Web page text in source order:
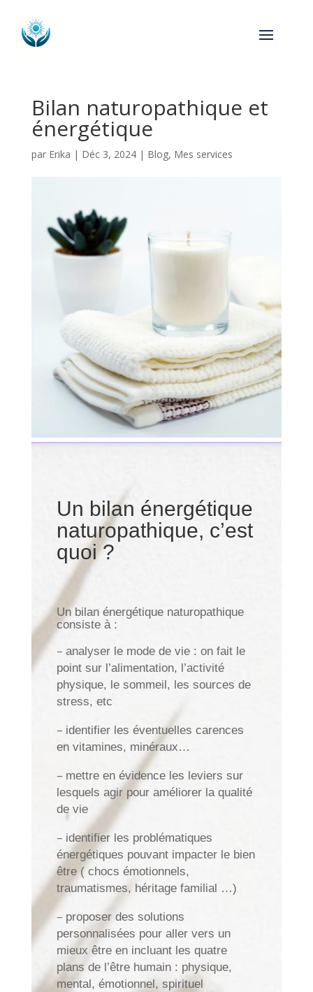
Bilan naturopathique et
énergétique
par Erika | Déc 3, 2024| Blog, Mes services
Un bilan énergétique
naturopathique, c’est
quoi ?
Un bilan énergétique naturopathique
consiste à :
– analyser le mode de vie : on fait le
point sur l’alimentation, l’activité
physique, le sommeil, les sources de
stress, etc
– identifier les éventuelles carences
en vitamines, minéraux…
– mettre en évidence les leviers sur
lesquels agir pour améliorer la qualité
de vie
– identifier les problématiques
énergétiques pouvant impacter le bien
être ( chocs émotionnels,
traumatismes, héritage familial …)
– proposer des solutions
personnalisées pour aller vers un
mieux être en incluant les quatre
plans de l’être humain : physique,
mental, émotionnel, spirituel